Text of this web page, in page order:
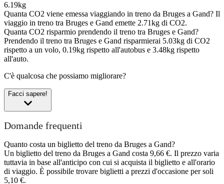
6.19kg
Quanta CO2 viene emessa viaggiando in treno da Bruges a Gand? Il
viaggio in treno tra Bruges e Gand emette 2.71kg di CO2.
Quanta CO2 risparmio prendendo il treno tra Bruges e Gand?
Prendendo il treno tra Bruges e Gand risparmierai 5.03kg di CO2
rispetto a un volo, 0.19kg rispetto all'autobus e 3.48kg rispetto
all'auto.
C'è qualcosa che possiamo migliorare?
Facci sapere!
Domande frequenti
Quanto costa un biglietto del treno da Bruges a Gand?
Un biglietto del treno da Bruges a Gand costa 9,66 €. Il prezzo varia
tuttavia in base all'anticipo con cui si acquista il biglietto e all'orario
di viaggio. È possibile trovare biglietti a prezzi d'occasione per soli
5,10 €.